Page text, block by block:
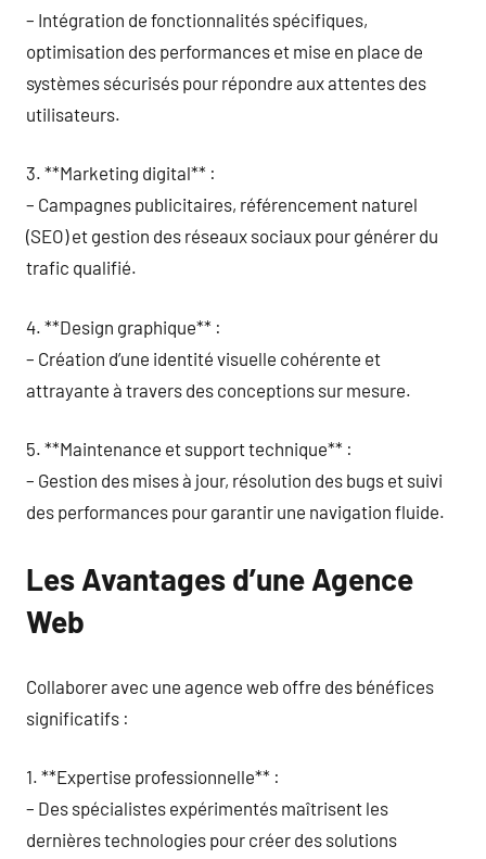
– Intégration de fonctionnalités spécifiques,
optimisation des performances et mise en place de
systèmes sécurisés pour répondre aux attentes des
utilisateurs.
3. **Marketing digital** :
– Campagnes publicitaires, référencement naturel
(SEO) et gestion des réseaux sociaux pour générer du
trafic qualifié.
4. **Design graphique** :
– Création d’une identité visuelle cohérente et
attrayante à travers des conceptions sur mesure.
5. **Maintenance et support technique** :
– Gestion des mises à jour, résolution des bugs et suivi
des performances pour garantir une navigation fluide.
Les Avantages d’une Agence
Web
Collaborer avec une agence web offre des bénéfices
significatifs :
1. **Expertise professionnelle** :
– Des spécialistes expérimentés maîtrisent les
dernières technologies pour créer des solutions